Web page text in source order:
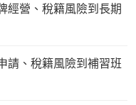
經營、稅籍風險到長期
請、稅籍風險到補習班